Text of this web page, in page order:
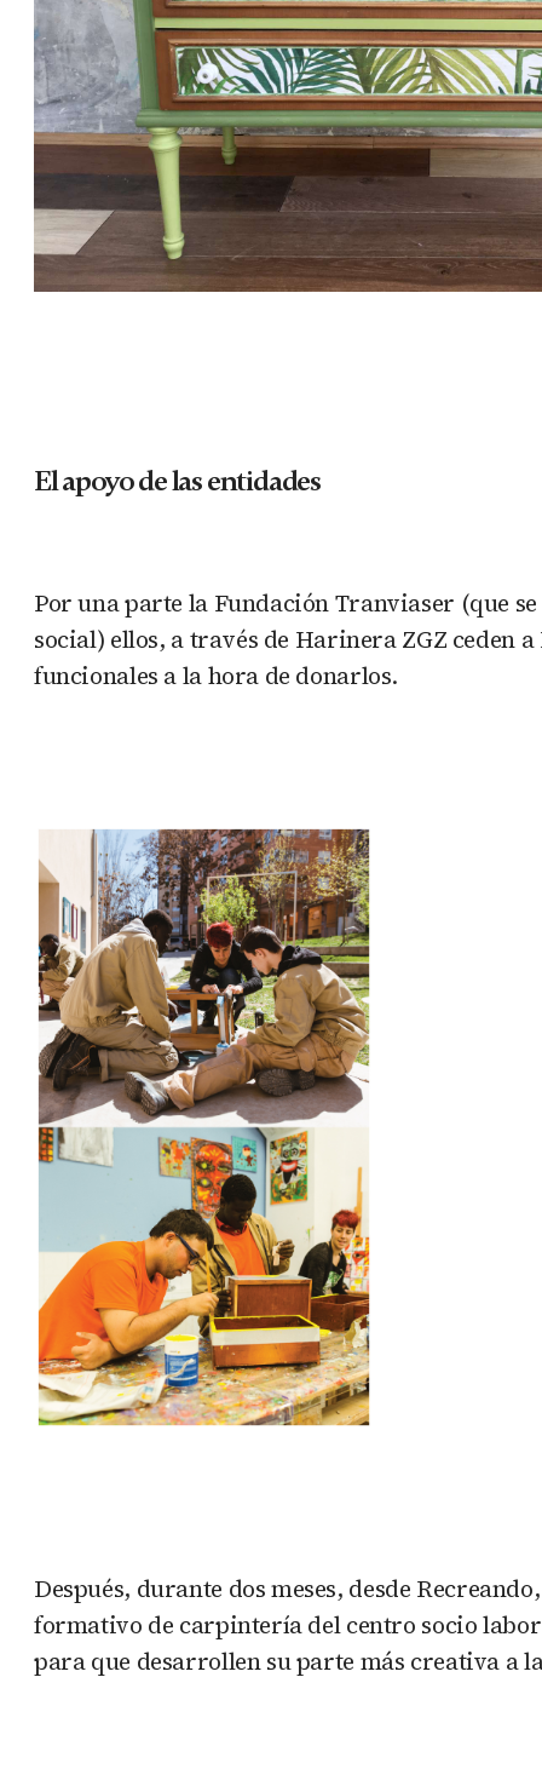
El apoyo de las entidades
Por una parte la Fundación Tranviaser (que
social) ellos, a través de Harinera ZGZ ceden
funcionales a la hora de donarlos.
Después, durante dos meses, desde
formativo de carpintería del centro socio
para que desarrollen su parte más creativa a